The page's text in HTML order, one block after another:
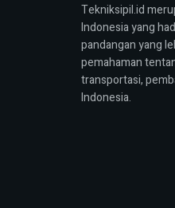
Tekniksipil.id
Indonesia yang
pandangan yang
pemahaman
transportasi,
Indonesia.